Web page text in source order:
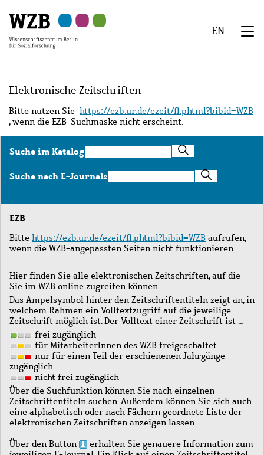
Hauptinhalt
springen
Navigation
springen
Suche
springen
Sekundärnavigation
springen
Fußzeile
springen
EN
Elektronische Zeitschriften
Bitte nutzen Sie https://ezb.ur.de/ezeit/fl.phtml?bibid=WZB
, wenn die EZB-Suchmaske nicht erscheint.
Suche im KatalogSuche
im
Katalog
Suche nach E-JournalsSuche
nach
Journals
EZB
Bitte https://ezb.ur.de/ezeit/fl.phtml?bibid=WZB aufrufen,
wenn die WZB-angepassten Seiten nicht funktionieren.
Hier finden Sie alle elektronischen Zeitschriften, auf die
Sie im WZB online zugreifen können.
Das Ampelsymbol hinter den Zeitschriftentiteln zeigt an, in
welchem Rahmen ein Volltextzugriff auf die jeweilige
Zeitschrift möglich ist. Der Volltext einer Zeitschrift ist …
frei zugänglich
für MitarbeiterInnen des WZB freigeschaltet
nur für einen Teil der erschienenen Jahrgänge
zugänglich
nicht frei zugänglich
Über die Suchfunktion können Sie nach einzelnen
Zeitschriftentiteln suchen. Außerdem können Sie sich auch
eine alphabetisch oder nach Fächern geordnete Liste der
elektronischen Zeitschriften anzeigen lassen.
Über den Button
erhalten Sie genauere Information zum